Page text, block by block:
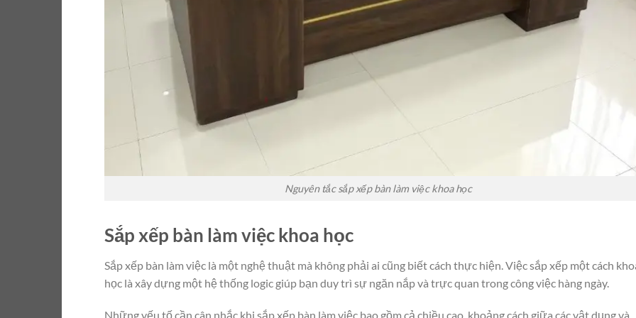
Nguyên tắc sắp xếp bàn làm việc khoa học
Sắp xếp bàn làm việc khoa học
Sắp xếp bàn làm việc là một nghệ thuật mà không phải ai cũng biết cách thực hiện. Việc sắp xếp một cách
học là xây dựng một hệ thống logic giúp bạn duy trì sự ngăn nắp và trực quan trong công việc hàng ngày.
Những yếu tố cần cân nhắc khi sắp xếp bàn làm việc bao gồm cả chiều cao, khoảng cách giữa các vật dụng và